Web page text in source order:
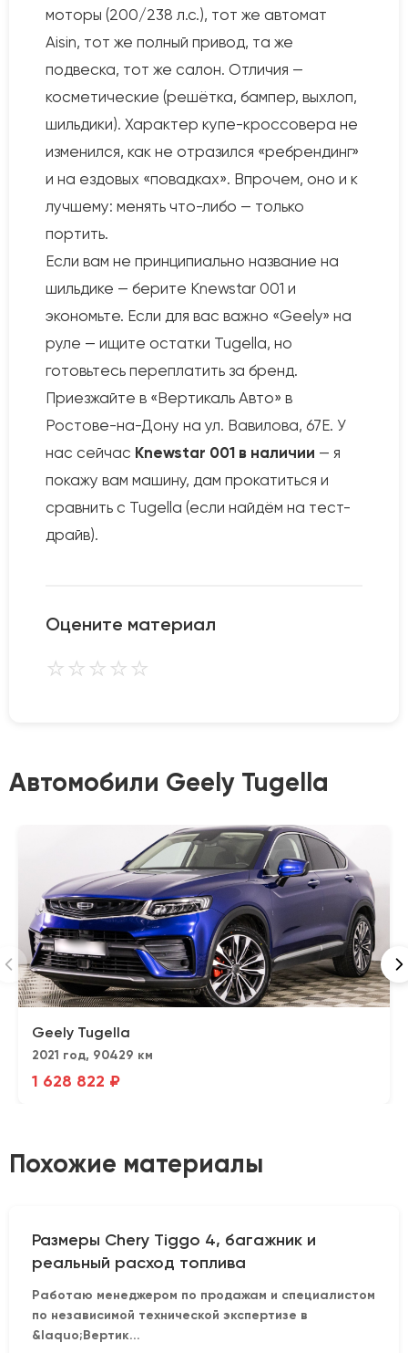
моторы (200/238 л.с.), тот же автомат
Aisin, тот же полный привод, та же
подвеска, тот же салон. Отличия —
косметические (решётка, бампер, выхлоп,
шильдики). Характер купе-кроссовера не
изменился, как не отразился «ребрендинг»
и на ездовых «повадках». Впрочем, оно и к
лучшему: менять что-либо — только
портить.
Если вам не принципиально название на
шильдике — берите Knewstar 001 и
экономьте. Если для вас важно «Geely» на
руле — ищите остатки Tugella, но
готовьтесь переплатить за бренд.
Приезжайте в «Вертикаль Авто» в
Ростове-на-Дону на ул. Вавилова, 67Е. У
нас сейчас Knewstar 001 в наличии — я
покажу вам машину, дам прокатиться и
сравнить с Tugella (если найдём на тест-
драйв).
Оцените материал
⭐⭐⭐⭐⭐
Автомобили Geely Tugella
Geely Tugella
2021 год, 90429 км
1 628 822 ₽
Похожие материалы
Размеры Chery Tiggo 4, багажник и
реальный расход топлива
Работаю менеджером по продажам и специалистом
по независимой технической экспертизе в
&laquo;Вертик...